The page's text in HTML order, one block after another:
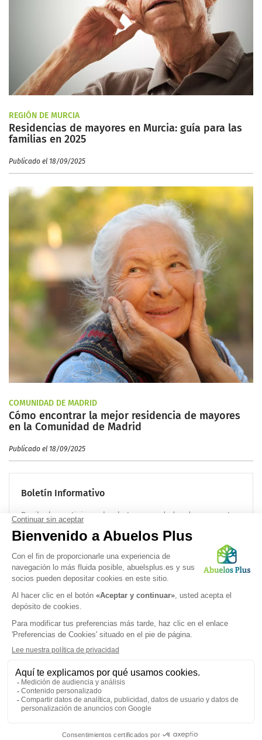
REGIÓN DE MURCIA
Residencias de mayores en Murcia: guía para las
familias en 2025
Publicado el 18/09/2025
COMUNIDAD DE MADRID
Cómo encontrar la mejor residencia de mayores
en la Comunidad de Madrid
Publicado el 18/09/2025
Boletín Informativo
Recibe las noticias sobre la tercera edad cada mes en tu
Síguenos en
cookies